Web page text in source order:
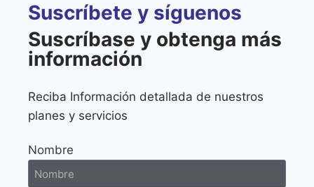
Suscríbete y síguenos
Suscríbase y obtenga más
información
Reciba Información detallada de nuestros
planes y servicios
Nombre